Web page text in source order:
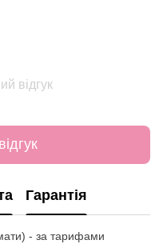
відгук
Гарантія
- за тарифами